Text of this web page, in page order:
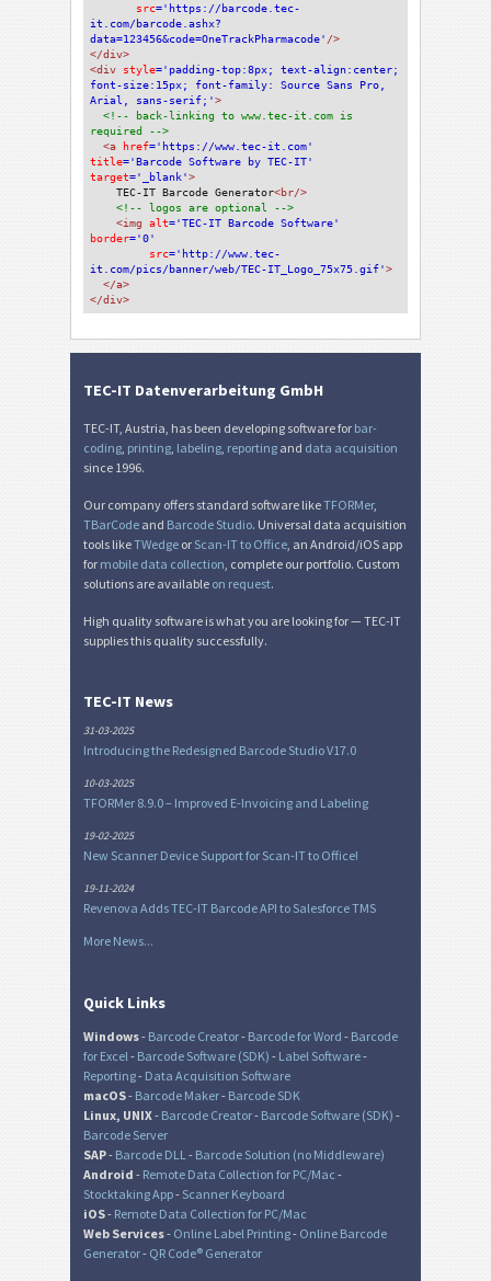
src='https://barcode.tec-
it.com/barcode.ashx?
data=123456&code=OneTrackPharmacode' />
</div>
<div style='padding-top:8px; text-align:center;
font-size:15px; font-family: Source Sans Pro,
Arial, sans-serif;'>
<!-- back-linking to www.tec-it.com is
required -->
<a href='https://www.tec-it.com'
title='Barcode Software by TEC-IT'
target='_blank'>
TEC-IT Barcode Generator<br/>
<!-- logos are optional -->
<img alt='TEC-IT Barcode Software'
border='0'
src='http://www.tec-
it.com/pics/banner/web/TEC-IT_Logo_75x75.gif'>
</a>
</div>
TEC-IT Datenverarbeitung GmbH
TEC-IT, Austria, has been developing software for bar-
coding printing labeling reporting and data acquisition
since 1996.
Our company offers standard software likeTFORMer,
TBarCode and Barcode Studio. Universal data acquisition
tools likeTWedge or Scan-IT to Office , an Android/iOS app
for mobile data collection , complete our portfolio. Custom
solutions are available on request.
High quality software is what you are looking for — TEC-IT
supplies this quality successfully.
TEC-IT News
31-03-2025
Introducing the Redesigned Barcode Studio V17.0
10-03-2025
TFORMer 8.9.0 – Improved E-Invoicing and Labeling
19-02-2025
New Scanner Device Support for Scan-IT to Office!
19-11-2024
Revenova Adds TEC-IT Barcode API to Salesforce TMS
More News...
Quick Links
Windows- Barcode Creator- Barcode for Word - Barcode
for Excel - Barcode Software (SDK) - Label Software-
Reporting- Data Acquisition Software
macOS- Barcode Maker- Barcode SDK
Linux, UNIX- Barcode Creator- Barcode Software (SDK) -
Barcode Server
SAP- Barcode DLL - Barcode Solution (no Middleware)
Android - Remote Data Collection for PC/Mac -
Stocktaking App- Scanner Keyboard
iOS- Remote Data Collection for PC/Mac
Web Services- Online Label Printing- Online Barcode
Generator- QR Code® Generator